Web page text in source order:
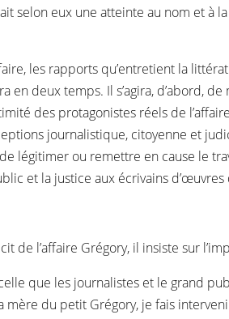
selon eux une atteinte au nom et
les rapports qu’entretient la
deux temps. Il s’agira, d’abord,
des protagonistes réels de
journalistique, citoyenne et
légitimer ou remettre en cause le
et la justice aux écrivains d’œuvres
de l’affaire Grégory, il insiste sur
que les journalistes et le grand
mère du petit Grégory, je fais